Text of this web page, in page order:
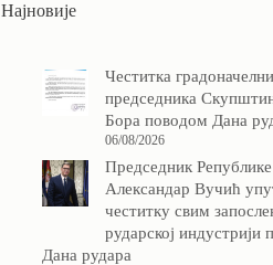
Најновије
Честитка
председника
Бора поводом Дана
06/08/2026
Председник
Александар Вучић
честитку свим
рударској индустрији
Дана рудара